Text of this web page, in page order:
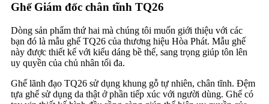
Ghế Giám đốc chân tĩnh TQ26
Dòng sản phẩm thứ hai mà chúng tôi muốn giới thiệu với các
bạn đó là mẫu ghế TQ26 của thương hiệu Hòa Phát. Mẫu ghế
này được thiết kế với kiểu dáng bề thế, sang trọng giúp tôn lên
uy quyền của chủ nhân tối đa.
Ghế lãnh đạo TQ26 sử dụng khung gỗ tự nhiên, chân tĩnh. Đệm
tựa ghế sử dụng da thật ở phần tiếp xúc với người dùng. Ghế có